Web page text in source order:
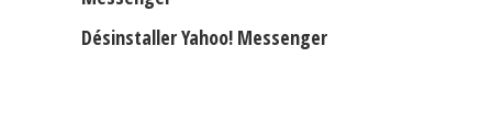
Désinstaller Yahoo! Messenger